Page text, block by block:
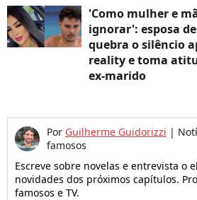
'Como mulher e
ignorar': esposa
quebra o silêncio
reality e toma
ex-marido
Por Guilherme Guidorizzi |
famosos
Escreve sobre novelas e entrevista o
novidades dos próximos capítulos.
famosos e TV.